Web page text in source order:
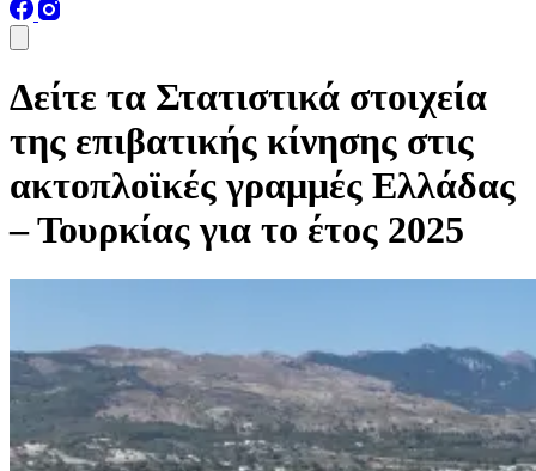
Δείτε τα Στατιστικά στοιχεία
της επιβατικής κίνησης στις
ακτοπλοϊκές γραμμές Ελλάδας
– Τουρκίας για το έτος 2025